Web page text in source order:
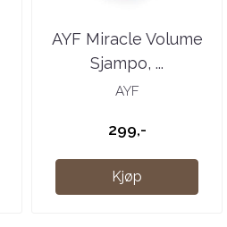
AYF Miracle Volume
Sjampo, ...
AYF
299,-
Kjøp